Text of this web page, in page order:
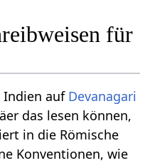
für
Indien auf Devanagari
das lesen können,
in die Römische
Konventionen, wie